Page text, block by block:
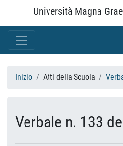
Università Magna
Inizio Atti della Scuola
Verbale n. 133